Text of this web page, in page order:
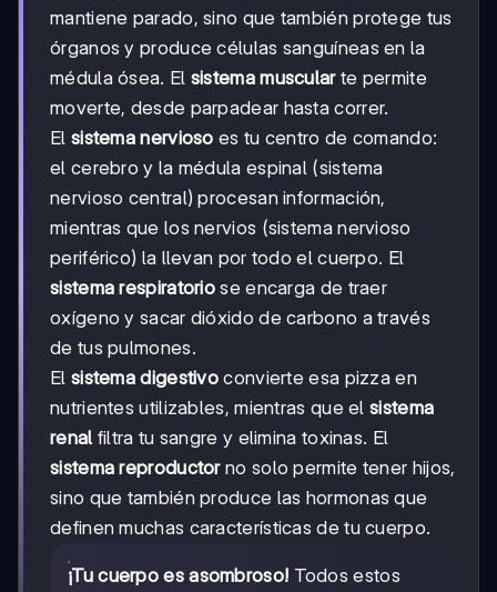
mantiene parado, sino que también protege tus
órganos y produce células sanguíneas en la
médula ósea. El sistema muscularte permite
moverte, desde parpadear hasta correr.
El sistema nervioso es tu centro de comando:
el cerebro y la médula espinal (sistema
nervioso central) procesan información,
mientras que los nervios (sistema nervioso
periférico) la llevan por todo el cuerpo. El
sistema respiratorio se encarga de traer
oxígeno y sacar dióxido de carbono a través
de tus pulmones.
El sistema digestivo convierte esa pizza en
nutrientes utilizables, mientras que elsistema
renal filtra tu sangre y elimina toxinas. El
sistema reproductorno solo permite tener hijos,
sino que también produce las hormonas que
definen muchas características de tu cuerpo.
¡Tu cuerpo es asombroso! Todos estos